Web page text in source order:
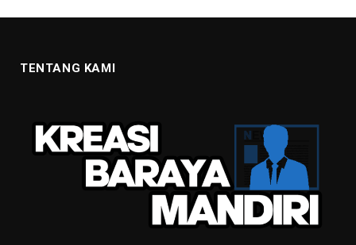
TENTANG KAMI